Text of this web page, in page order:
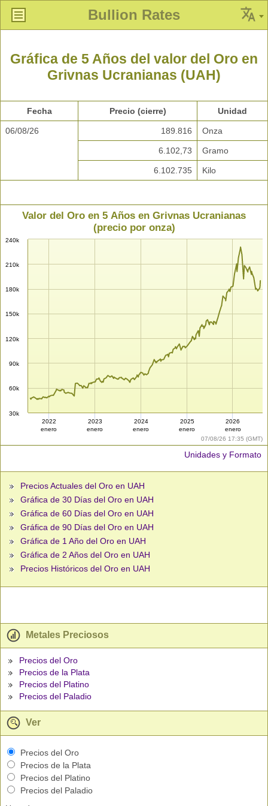
Bullion Rates
Gráfica de 5 Años del valor del Oro en
Grivnas Ucranianas (UAH)
Fecha Precio (cierre) Unidad
06/08/26 189.816 Onza
6.102,73 Gramo
6.102.735 Kilo
07/08/26 17:35 (GMT)
Valor del Oro en 5 Años en Grivnas Ucranianas
(precio por onza)
30k
60k
90k
120k
150k
180k
210k
240k
2022
enero
2023
enero
2024
enero
2025
enero
2026
enero
Unidades y Formato
Precios Actuales del Oro en UAH
Gráfica de 30 Días del Oro en UAH
Gráfica de 60 Días del Oro en UAH
Gráfica de 90 Días del Oro en UAH
Gráfica de 1 Año del Oro en UAH
Gráfica de 2 Años del Oro en UAH
Precios Históricos del Oro en UAH
Metales Preciosos
Precios del Oro
Precios de la Plata
Precios del Platino
Precios del Paladio
Ver
Precios del Oro
Precios de la Plata
Precios del Platino
Precios del Paladio